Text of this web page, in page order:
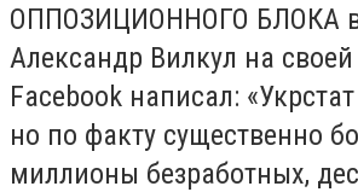
ОППОЗИЦИОННОГО БЛОКА в
Александр Вилкул на
Facebook написал:
но по факту существенно
миллионы безработных,